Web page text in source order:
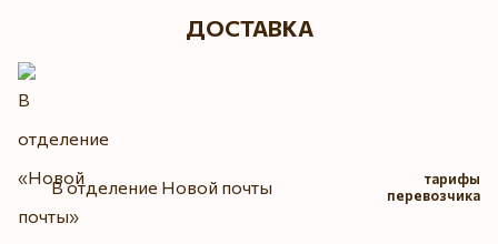
ДОСТАВКА
В отделение Новой почты
тарифы
перевозчика